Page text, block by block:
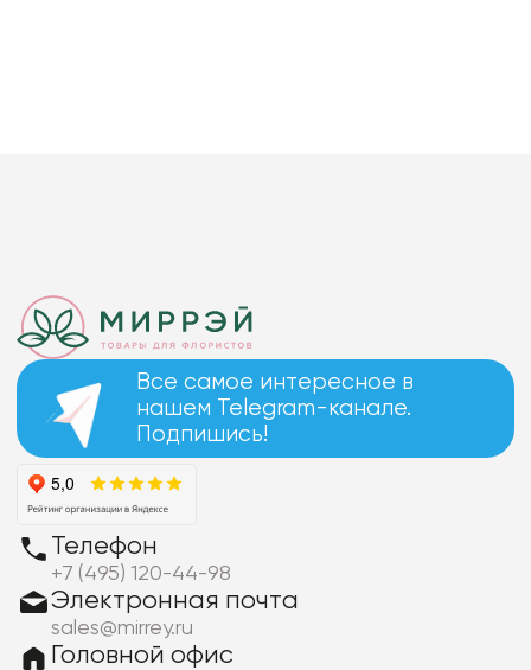
Все самое интересное в
нашем Telegram-канале.
Подпишись!
Телефон
+7 (495) 120-44-98
Электронная почта
sales@mirrey.ru
Головной офис